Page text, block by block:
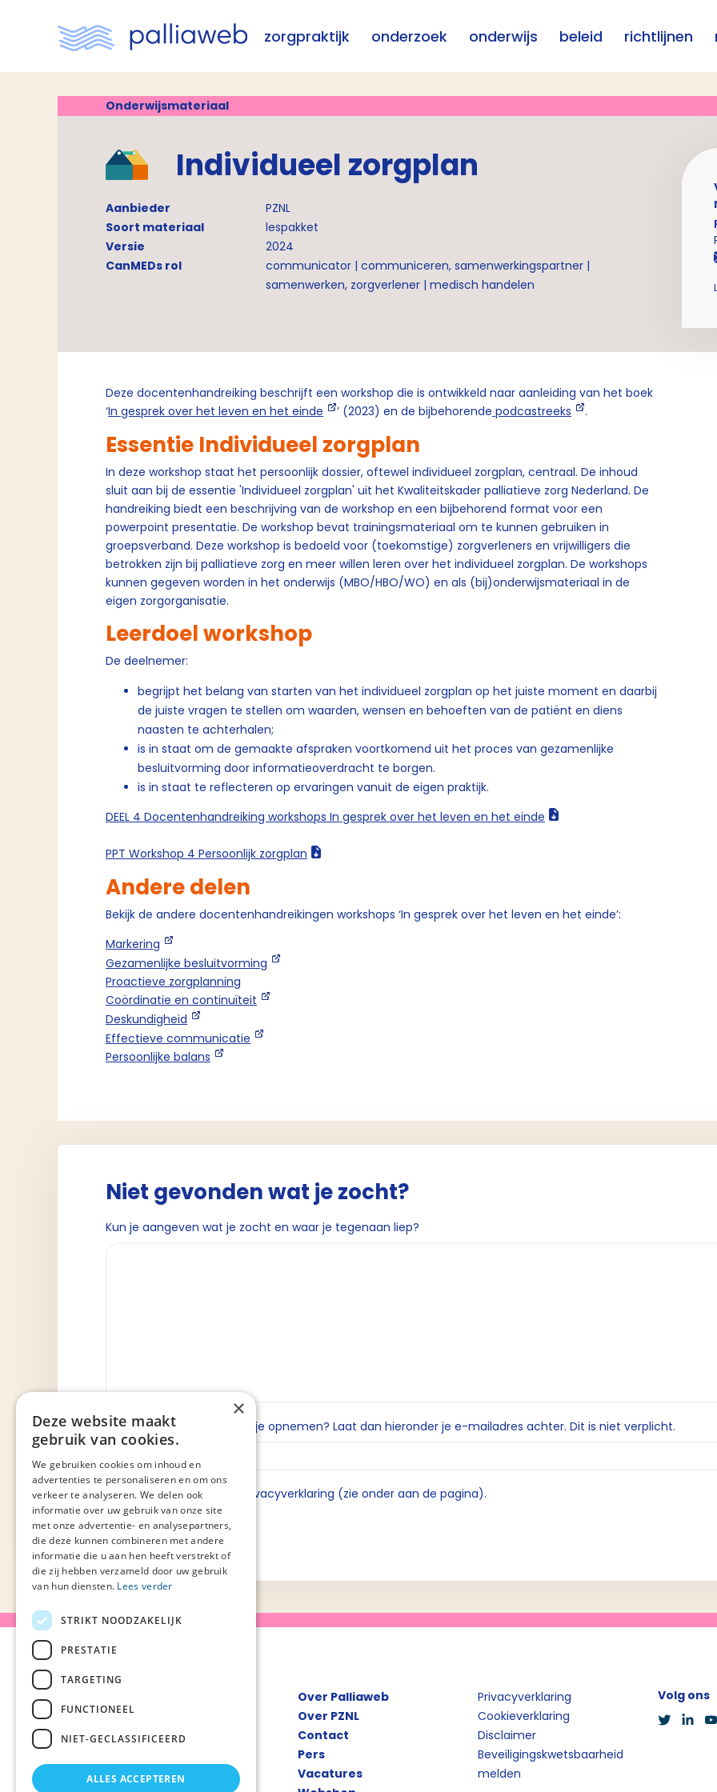
zorgpraktijk onderzoek onderwijs beleid richtlijnen
Onderwijsmateriaal
Individueel zorgplan
Aanbieder
PZNL
Soort materiaal
lespakket
Versie
2024
CanMEDs rol
communicator | communiceren, samenwerkingspartner |
samenwerken, zorgverlener | medisch handelen
Deze docentenhandreiking beschrijft een workshop die is ontwikkeld naar aanleiding van het boek
‘In gesprek over het leven en het einde ’ (2023) en de bijbehorende podcastreeks .
Essentie Individueel zorgplan
In deze workshop staat het persoonlijk dossier, oftewel individueel zorgplan, centraal. De inhoud
sluit aan bij de essentie 'Individueel zorgplan' uit het Kwaliteitskader palliatieve zorg Nederland. De
handreiking biedt een beschrijving van de workshop en een bijbehorend format voor een
powerpoint presentatie. De workshop bevat trainingsmateriaal om te kunnen gebruiken in
groepsverband. Deze workshop is bedoeld voor (toekomstige) zorgverleners en vrijwilligers die
betrokken zijn bij palliatieve zorg en meer willen leren over het individueel zorgplan. De workshops
kunnen gegeven worden in het onderwijs (MBO/HBO/WO) en als (bij)onderwijsmateriaal in de
eigen zorgorganisatie.
Leerdoel workshop
De deelnemer:
begrijpt het belang van starten van het individueel zorgplan op het juiste moment en daarbij
de juiste vragen te stellen om waarden, wensen en behoeften van de patiënt en diens
naasten te achterhalen;
is in staat om de gemaakte afspraken voortkomend uit het proces van gezamenlijke
besluitvorming door informatieoverdracht te borgen.
is in staat te reflecteren op ervaringen vanuit de eigen praktijk.
DEEL 4 Docentenhandreiking workshops In gesprek over het leven en het einde
PPT Workshop 4 Persoonlijk zorgplan
Andere delen
Bekijk de andere docentenhandreikingen workshops ‘In gesprek over het leven en het einde’:
Markering
Gezamenlijke besluitvorming
Proactieve zorgplanning
Coördinatie en continuïteit
Deskundigheid
Effectieve communicatie
Persoonlijke balans
Niet gevonden wat je zocht?
Kun je aangeven wat je zocht en waar je tegenaan liep?
Wil je dat we contact met je opnemen? Laat dan hieronder je e-mailadres achter. Dit is niet verplicht.
Ik ga akkoord met de privacyverklaring (zie onder aan de pagina).
Over Palliaweb
Over PZNL
Contact
Pers
Vacatures
Privacyverklaring
Cookieverklaring
Disclaimer
Beveiligingskwetsbaarheid
melden
Volg ons
×
Deze website maakt
gebruik van cookies.
We gebruiken cookies om inhoud en
advertenties te personaliseren en om ons
verkeer te analyseren. We delen ook
informatie over uw gebruik van onze site
met onze advertentie- en analysepartners,
die deze kunnen combineren met andere
informatie die u aan hen heeft verstrekt of
die zij hebben verzameld door uw gebruik
van hun diensten. Lees verder
STRIKT NOODZAKELIJK
PRESTATIE
TARGETING
FUNCTIONEEL
NIET-GECLASSIFICEERD
ALLES ACCEPTEREN